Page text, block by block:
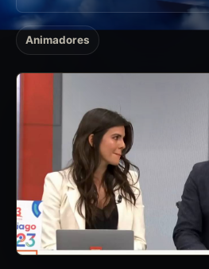
Animadores